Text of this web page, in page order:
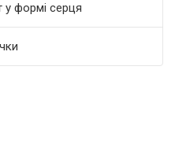
у формі серця